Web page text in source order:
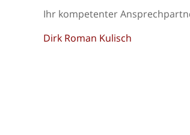
Ihr kompetenter
Dirk Roman Kulisch